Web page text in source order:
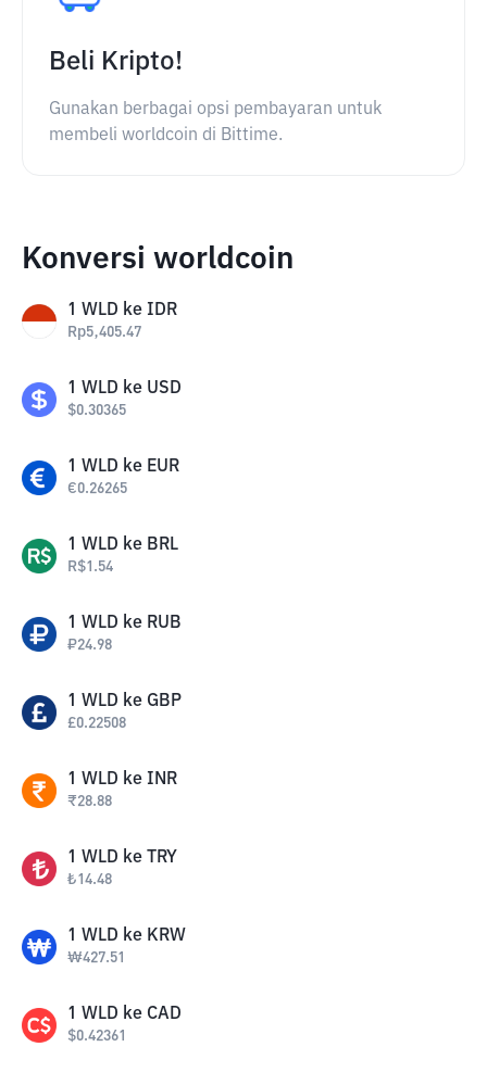
Beli Kripto!
Gunakan berbagai opsi pembayaran untuk
membeli worldcoin di Bittime.
Konversi worldcoin
1 WLD ke IDR
Rp5,405.47
1 WLD ke USD
$0.30365
1 WLD ke EUR
€0.26265
1 WLD ke BRL
R$1.54
1 WLD ke RUB
₽24.98
1 WLD ke GBP
£0.22508
1 WLD ke INR
₹28.88
1 WLD ke TRY
₺14.48
1 WLD ke KRW
₩427.51
1 WLD ke CAD
$0.42361